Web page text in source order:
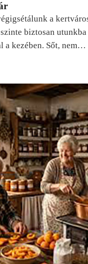
a
biztosan
a kezében. Sőt, nem…